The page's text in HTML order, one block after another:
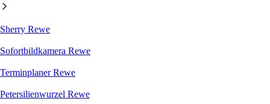
Sherry Rewe
Sofortbildkamera Rewe
Terminplaner Rewe
Petersilienwurzel Rewe